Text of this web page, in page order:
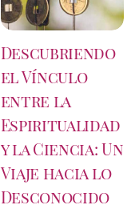
Descubriendo
el Vínculo
entre la
Espiritualidad
y la Ciencia: Un
Viaje hacia lo
Desconocido